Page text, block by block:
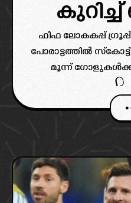
ഫിഫ ലോകകപ്പ്
പോരാട്ടത്തിൽ
മൂന്ന്
അടുത്ത
ബ്രസീൽ